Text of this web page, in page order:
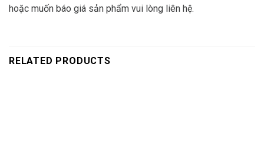
hoặc muốn báo giá sản phẩm vui lòng liên hệ.
RELATED PRODUCTS